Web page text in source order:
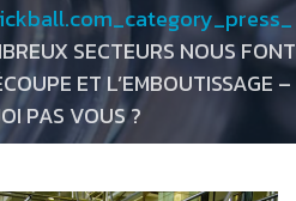
SECTEURS NOUS FONT
ET L’EMBOUTISSAGE –
PAS VOUS ?